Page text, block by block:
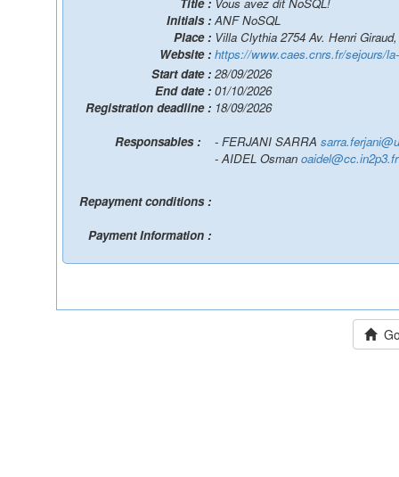
Initials : ANF NoSQL
Place : Villa Clythia 2754 Av. Henri
Website : https://www.caes.cnrs.fr/sejours/
Start date : 28/09/2026
End date : 01/10/2026
Registration deadline : 18/09/2026
- FERJANI SARRA
- AIDEL Osman oaidel@cc.in2p3.fr
Repayment conditions :
Payment Information :
Go